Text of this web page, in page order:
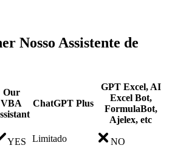
Nosso Assistente de
Our
VBA
ChatGPT Plus
GPT Excel, AI
Excel Bot,
FormulaBot,
Ajelex, etc
YES Limitado
NO